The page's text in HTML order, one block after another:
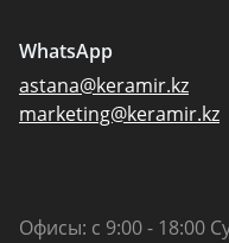
WhatsApp
astana@keramir.kz
marketing@keramir.kz
Офисы: с 9:00 - 18:00